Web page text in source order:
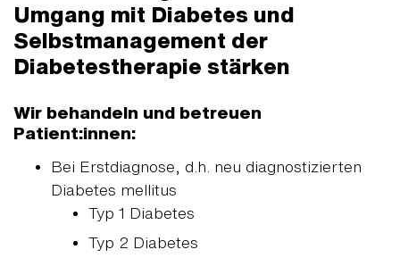
Umgang mit Diabetes und
Selbstmanagement der
Diabetestherapie stärken
Wir behandeln und betreuen
Patient:innen:
Bei Erstdiagnose, d.h. neu diagnostizierten
Diabetes mellitus
Typ 1 Diabetes
Typ 2 Diabetes